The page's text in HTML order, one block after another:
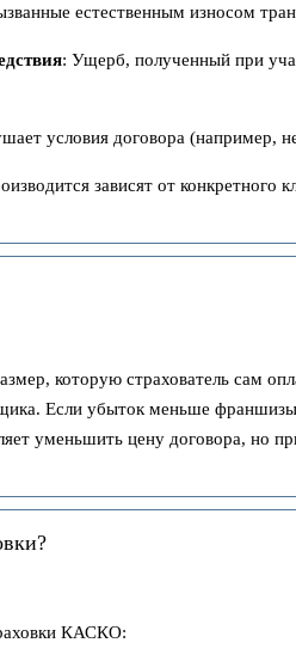
естественным износом
: Ущерб, полученный при
условия договора
зависят от конкретного
которую страхователь сам
Если убыток меньше
уменьшить цену договора, но
КАСКО: